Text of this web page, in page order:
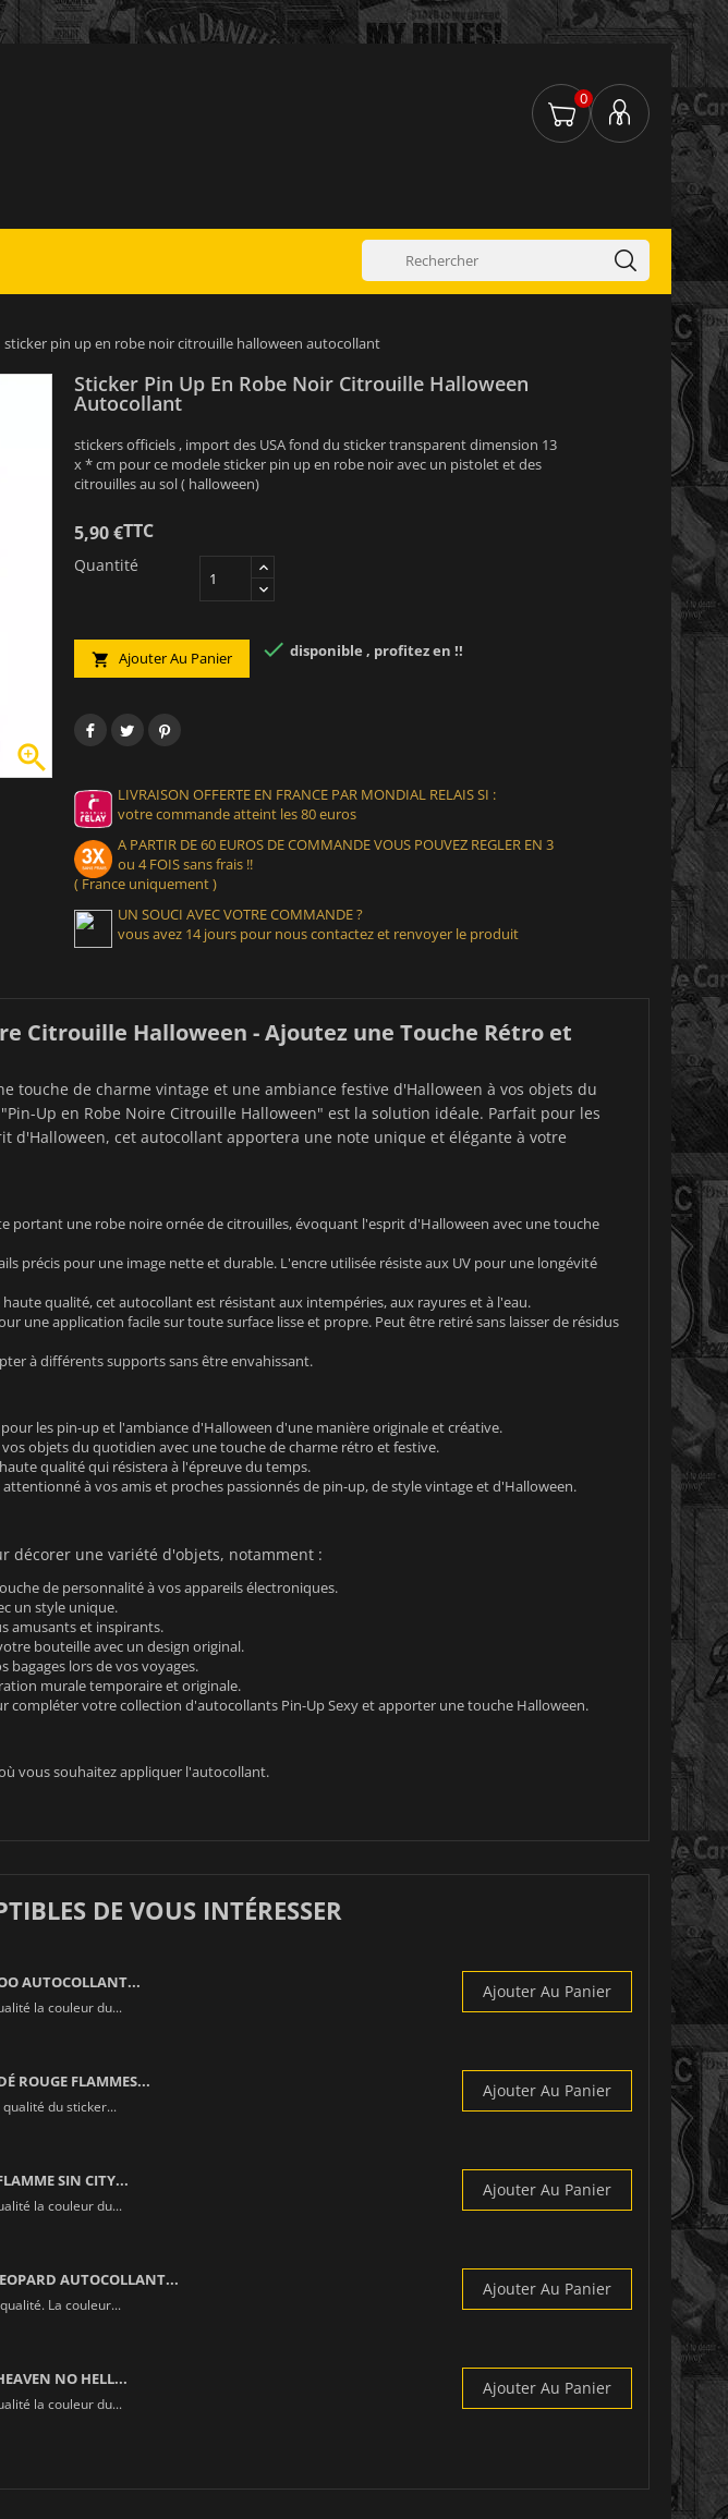
0
sticker pin up en robe noir citrouille halloween autocollant

Sticker Pin Up En Robe Noir Citrouille Halloween
Autocollant
stickers officiels , import des USA fond du sticker transparent dimension 13
x * cm pour ce modele sticker pin up en robe noir avec un pistolet et des
citrouilles au sol ( halloween)
5,90 €TTC
Quantité
 Ajouter Au Panier  disponible , profitez en !!
LIVRAISON OFFERTE EN FRANCE PAR MONDIAL RELAIS SI :
votre commande atteint les 80 euros
A PARTIR DE 60 EUROS DE COMMANDE VOUS POUVEZ REGLER EN 3
ou 4 FOIS sans frais !!
( France uniquement )
UN SOUCI AVEC VOTRE COMMANDE ?
vous avez 14 jours pour nous contactez et renvoyer le produit
Citrouille Halloween - Ajoutez une Touche Rétro et
touche de charme vintage et une ambiance festive d'Halloween à vos objets du
Up en Robe Noire Citrouille Halloween" est la solution idéale. Parfait pour les
d'Halloween, cet autocollant apportera une note unique et élégante à votre
portant une robe noire ornée de citrouilles, évoquant l'esprit d'Halloween avec une touche
précis pour une image nette et durable. L'encre utilisée résiste aux UV pour une longévité
qualité, cet autocollant est résistant aux intempéries, aux rayures et à l'eau.
une application facile sur toute surface lisse et propre. Peut être retiré sans laisser de résidus
à différents supports sans être envahissant.
les pin-up et l'ambiance d'Halloween d'une manière originale et créative.
objets du quotidien avec une touche de charme rétro et festive.
qualité qui résistera à l'épreuve du temps.
à vos amis et proches passionnés de pin-up, de style vintage et d'Halloween.
décorer une variété d'objets, notamment :
de personnalité à vos appareils électroniques.
un style unique.
amusants et inspirants.
bouteille avec un design original.
bagages lors de vos voyages.
murale temporaire et originale.
compléter votre collection d'autocollants Pin-Up Sexy et apporter une touche Halloween.
vous souhaitez appliquer l'autocollant.
DE VOUS INTÉRESSER
AUTOCOLLANT...
la couleur du...
Ajouter Au Panier
ROUGE FLAMMES...
du sticker...
Ajouter Au Panier
SIN CITY...
la couleur du...
Ajouter Au Panier
AUTOCOLLANT...
La couleur...
Ajouter Au Panier
NO HELL...
la couleur du...
Ajouter Au Panier